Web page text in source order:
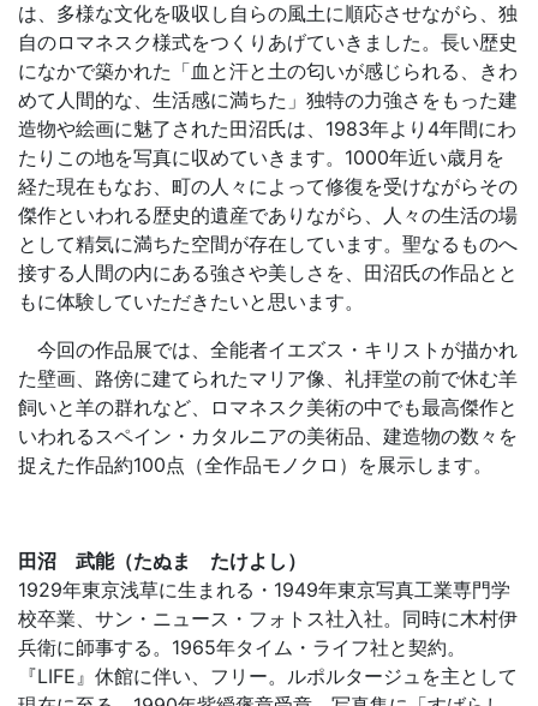
は、多様な文化を吸収し自らの風土に順応させながら、独
自のロマネスク様式をつくりあげていきました。長い歴史
になかで築かれた「血と汗と土の匂いが感じられる、きわ
めて人間的な、生活感に満ちた」独特の力強さをもった建
造物や絵画に魅了された田沼氏は、1983年より4年間にわ
たりこの地を写真に収めていきます。1000年近い歳月を
経た現在もなお、町の人々によって修復を受けながらその
傑作といわれる歴史的遺産でありながら、人々の生活の場
として精気に満ちた空間が存在しています。聖なるものへ
接する人間の内にある強さや美しさを、田沼氏の作品とと
もに体験していただきたいと思います。
今回の作品展では、全能者イエズス・キリストが描かれ
た壁画、路傍に建てられたマリア像、礼拝堂の前で休む羊
飼いと羊の群れなど、ロマネスク美術の中でも最高傑作と
いわれるスペイン・カタルニアの美術品、建造物の数々を
捉えた作品約100点（全作品モノクロ）を展示します。
田沼 武能（たぬま たけよし）
1929年東京浅草に生まれる・1949年東京写真工業専門学
校卒業、サン・ニュース・フォトス社入社。同時に木村伊
兵衛に師事する。1965年タイム・ライフ社と契約。
『LIFE』休館に伴い、フリー。ルポルタージュを主として